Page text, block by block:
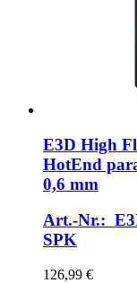
E3D High
HotEnd
0,6 mm
Art.-Nr.:
SPK
126,99 €